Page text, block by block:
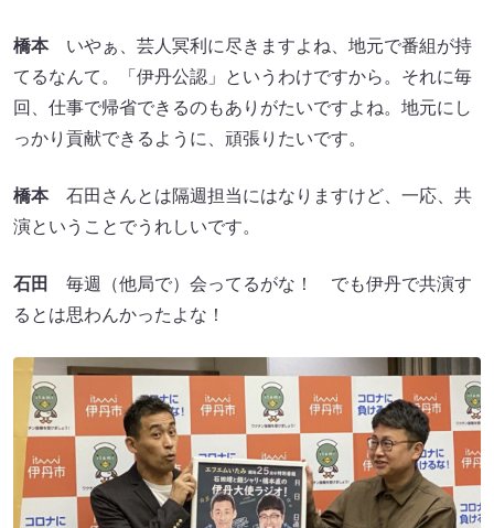
橋本いやぁ、芸人冥利に尽きますよね、地元で番組が持
てるなんて。「伊丹公認」というわけですから。それに毎
回、仕事で帰省できるのもありがたいですよね。地元にし
っかり貢献できるように、頑張りたいです。
橋本石田さんとは隔週担当にはなりますけど、一応、共
演ということでうれしいです。
石田 毎週（他局で）会ってるがな！ でも伊丹で共演す
るとは思わんかったよな！